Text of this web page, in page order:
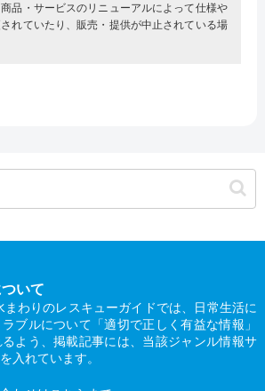
品・サービスのリニューアルによって仕様や
れていたり、販売・提供が中止されている場
いて
まわりのレスキューガイドでは、日常生活に
ブルについて「適切で正しく有益な情報」
よう、掲載記事には、当該ジャンル情報サ
入れています。